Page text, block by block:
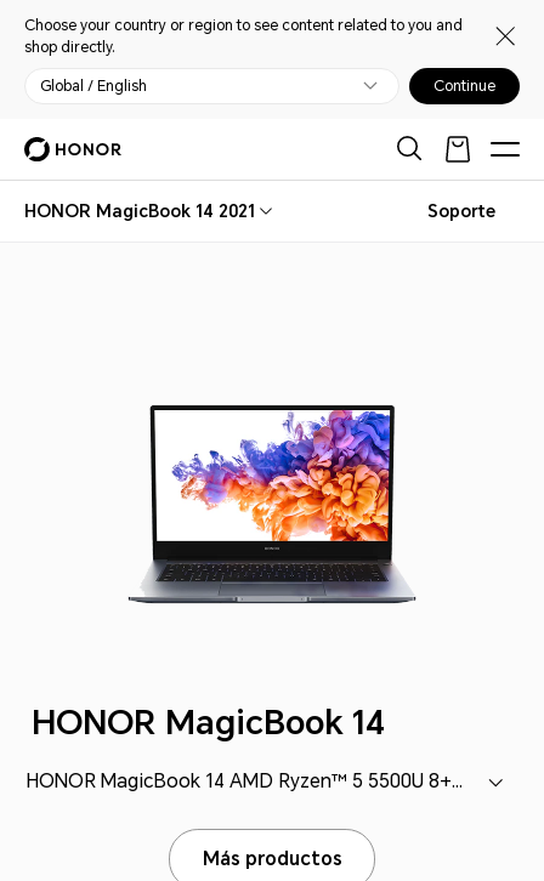
Choose your country or region to see content related to you and
shop directly.
Global / English Continue
HONOR MagicBook 14 2021 Soporte
HONOR MagicBook 14
HONOR MagicBook 14 AMD Ryzen™ 5 5500U 8+512 (NMH-WDQ9HN)
Más productos